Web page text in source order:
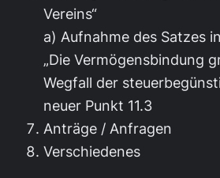
Vereins“
a) Aufnahme des Satzes
„Die Vermögensbindung
Wegfall der
neuer Punkt 11.3
Anträge / Anfragen
Verschiedenes